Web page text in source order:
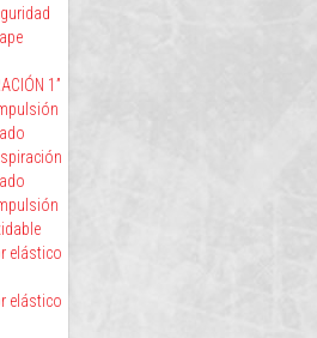
1”
elástico
elástico